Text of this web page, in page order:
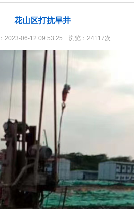
花山区打抗旱井
2023-06-12 09:53:25 浏览：24117次